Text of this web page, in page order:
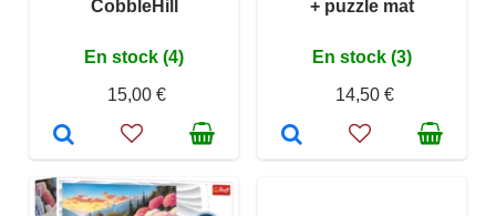
CobbleHill
En stock (4)
15,00 €
+ puzzle mat
En stock (3)
14,50 €